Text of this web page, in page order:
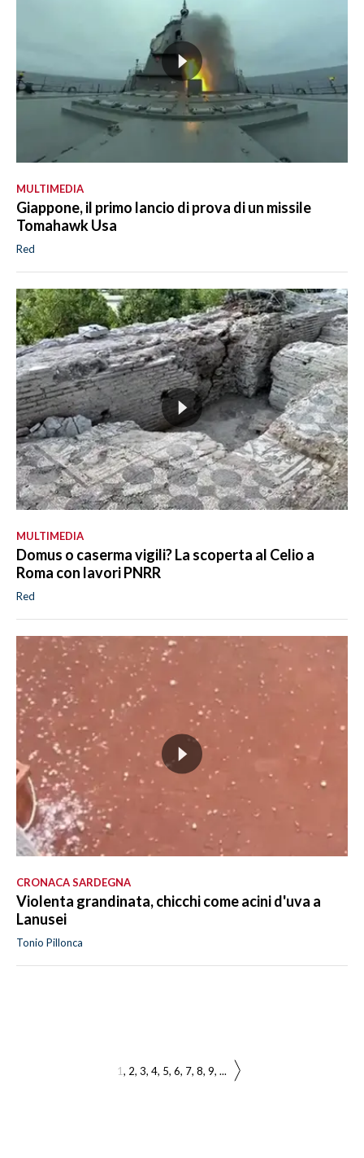
MULTIMEDIA
Giappone, il primo lancio di prova di un missile
Tomahawk Usa
Red
MULTIMEDIA
Domus o caserma vigili? La scoperta al Celio a
Roma con lavori PNRR
Red
CRONACA SARDEGNA
Violenta grandinata, chicchi come acini d'uva a
Lanusei
Tonio Pillonca
1 2 3 4 5 6 7 8 9 ...